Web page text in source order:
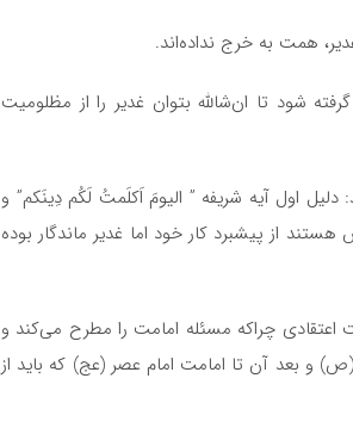
همت به خرج نداده‌اند.
شود تا ان‌شالله بتوان غدیر را از مظلومیت
اول آیه شریفه ” الیومَ اَکلَمتُ لَکُم دِینَکم” و
از پیشبرد کار خود اما غدیر ماندگار بوده
اعتقادی چراکه مسئله امامت را مطرح می‌کند و
و بعد آن تا امامت امام عصر (عج) که باید از